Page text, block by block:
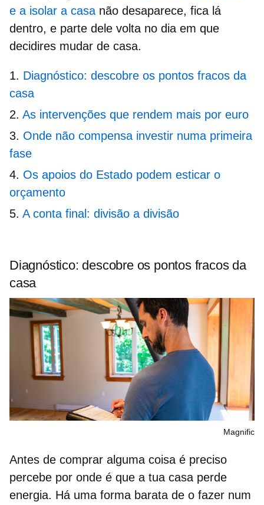
e a isolar a casa não desaparece, fica lá
dentro, e parte dele volta no dia em que
decidires mudar de casa.
Diagnóstico: descobre os pontos fracos da
casa
As intervenções que rendem mais por euro
Onde não compensa investir numa primeira
fase
Os apoios do Estado podem esticar o
orçamento
A conta final: divisão a divisão
Diagnóstico: descobre os pontos fracos da
casa
Magnific
Antes de comprar alguma coisa é preciso
percebe por onde é que a tua casa perde
energia. Há uma forma barata de o fazer num